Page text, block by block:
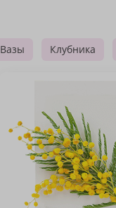
Вазы Клубника